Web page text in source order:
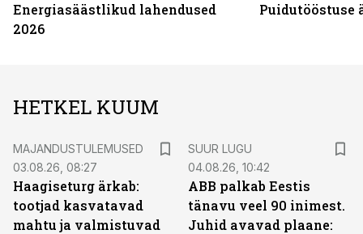
Energiasäästlikud lahendused
2026
Puidutööstuse
HETKEL KUUM
MAJANDUSTULEMUSED
03.08.26, 08:27
Haagiseturg ärkab:
tootjad kasvatavad
mahtu ja valmistuvad
SUUR LUGU
04.08.26, 10:42
ABB palkab Eestis
tänavu veel 90 inimest.
Juhid avavad plaane: